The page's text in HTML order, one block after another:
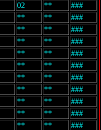
02 **
###
** **
###
** **
###
** **
###
** **
###
** **
###
** **
###
** **
###
** **
###
** **
###
** **
###